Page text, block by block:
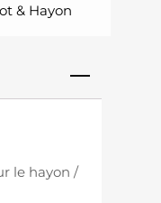
& Hayon
le hayon /